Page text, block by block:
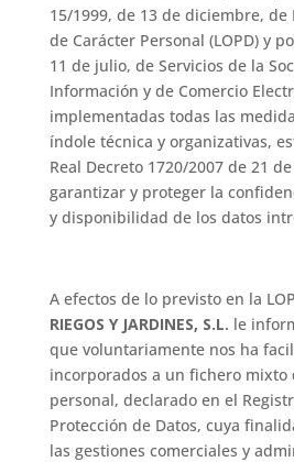
15/1999, de 13 de diciembre, de
de Carácter Personal (LOPD) y
11 de julio, de Servicios de la
Información y de Comercio
implementadas todas las
índole técnica y organizativas,
Real Decreto 1720/2007 de 21
garantizar y proteger la
y disponibilidad de los datos
A efectos de lo previsto en la
RIEGOS Y JARDINES, S.L. le
que voluntariamente nos ha
incorporados a un fichero mixto
personal, declarado en el
Protección de Datos, cuya
las gestiones comerciales y